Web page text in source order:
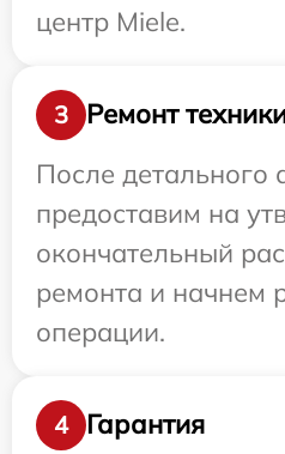
центр Miele.
3
Ремонт
После детального
предоставим на
окончательный
ремонта и начнем
операции.
4
Гарантия